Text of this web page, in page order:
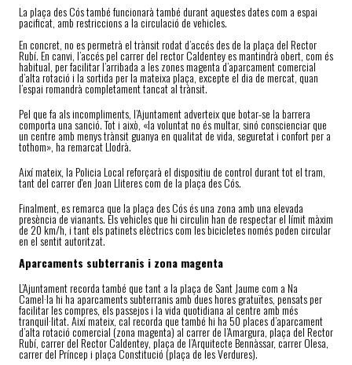
La plaça des Cós també funcionarà també durant aquestes dates com a espai
pacificat, amb restriccions a la circulació de vehicles.
En concret, no es permetrà el trànsit rodat d’accés des de la plaça del Rector
Rubí. En canvi, l’accés pel carrer del rector Caldentey es mantindrà obert, com és
habitual, per facilitar l’arribada a les zones magenta d’aparcament comercial
d’alta rotació i la sortida per la mateixa plaça, excepte el dia de mercat, quan
l’espai romandrà completament tancat al trànsit.
Pel que fa als incompliments, l’Ajuntament adverteix que botar-se la barrera
comporta una sanció. Tot i això, «la voluntat no és multar, sinó conscienciar que
un centre amb menys trànsit guanya en qualitat de vida, seguretat i confort per a
tothom», ha remarcat Llodrà.
Així mateix, la Policia Local reforçarà el dispositiu de control durant tot el tram,
tant del carrer d'en Joan Lliteres com de la plaça des Cós.
Finalment, es remarca que la plaça des Cós és una zona amb una elevada
presència de vianants. Els vehicles que hi circulin han de respectar el límit màxim
de 20 km/h, i tant els patinets elèctrics com les bicicletes només poden circular
en el sentit autoritzat.
Aparcaments subterranis i zona magenta
L’Ajuntament recorda també que tant a la plaça de Sant Jaume com a Na
Camel·la hi ha aparcaments subterranis amb dues hores gratuïtes, pensats per
facilitar les compres, els passejos i la vida quotidiana al centre amb més
tranquil·litat. Així mateix, cal recorda que també hi ha 50 places d’aparcament
d’alta rotació comercial (zona magenta) al carrer de l’Amargura, plaça del Rector
Rubí, carrer del Rector Caldentey, plaça de l’Arquitecte Bennàssar, carrer Olesa,
carrer del Príncep i plaça Constitució (plaça de les Verdures).